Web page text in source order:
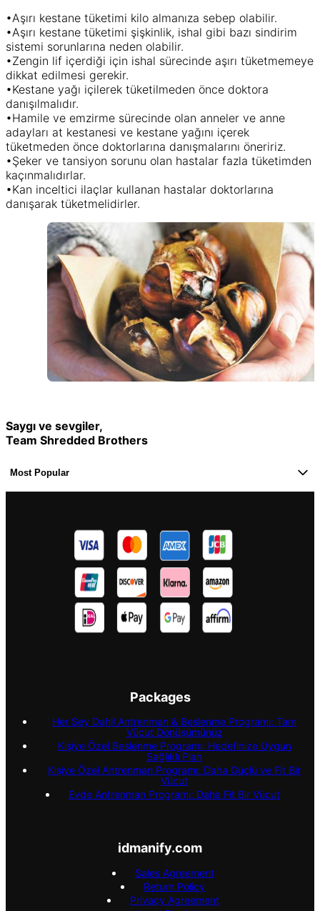
•Aşırı kestane tüketimi kilo almanıza sebep olabilir.
•Aşırı kestane tüketimi şişkinlik, ishal gibi bazı sindirim
sistemi sorunlarına neden olabilir.
•Zengin lif içerdiği için ishal sürecinde aşırı tüketmemeye
dikkat edilmesi gerekir.
•Kestane yağı içilerek tüketilmeden önce doktora
danışılmalıdır.
•Hamile ve emzirme sürecinde olan anneler ve anne
adayları at kestanesi ve kestane yağını içerek
tüketmeden önce doktorlarına danışmalarını öneririz.
•Şeker ve tansiyon sorunu olan hastalar fazla tüketimden
kaçınmalıdırlar.
•Kan inceltici ilaçlar kullanan hastalar doktorlarına
danışarak tüketmelidirler.
Saygı ve sevgiler,
Team Shredded Brothers
Most Popular
Packages
Her Şey Dahil Antrenman & Beslenme Programı: Tam
Vücut Dönüşümünüz
Kişiye Özel Beslenme Programı: Hedefinize Uygun
Sağlıklı Plan
Kişiye Özel Antrenman Programı: Daha Güçlü ve Fit Bir
Vücut
Evde Antrenman Programı: Daha Fit Bir Vücut
idmanify.com
Sales Agreement
Return Policy
Privacy Agreement